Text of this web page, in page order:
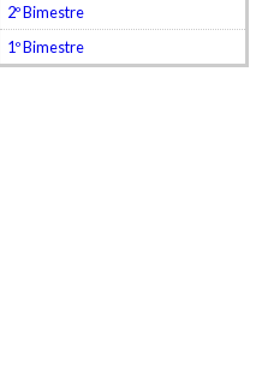
2º Bimestre
1º Bimestre